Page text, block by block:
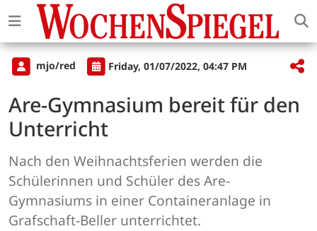
mjo/red Friday, 01/07/2022, 04:47 PM
Are-Gymnasium bereit für den
Unterricht
Nach den Weihnachtsferien werden die
Schülerinnen und Schüler des Are-
Gymnasiums in einer Containeranlage in
Grafschaft-Beller unterrichtet.